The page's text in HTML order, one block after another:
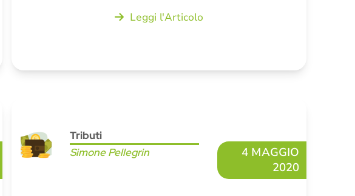
Leggi l'Articolo
Tributi
Simone Pellegrin
4 MAGGIO
2020